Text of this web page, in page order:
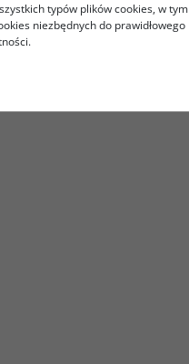
typów plików cookies, w tym
niezbędnych do prawidłowego